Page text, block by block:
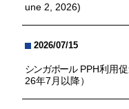
une 2, 2026)
2026/07/15
シンガポールPPH利用
26年7月以降）